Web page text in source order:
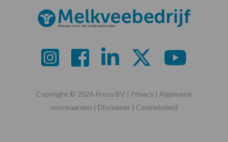
Copyright © 2026 Prosu BV | Privacy | Algemene
voorwaarden | Disclaimer | Cookiebeleid